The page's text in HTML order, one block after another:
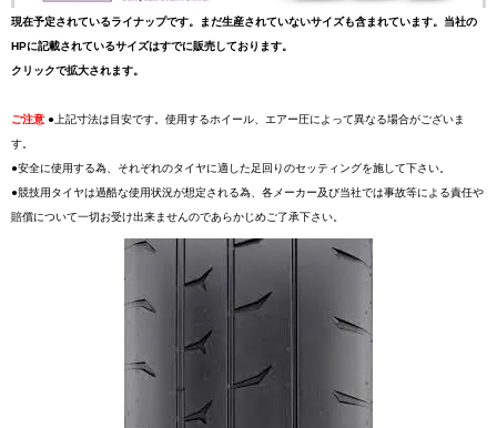
現在予定されているライナップです。まだ生産されていないサイズも含まれています。当社の
HPに記載されているサイズはすでに販売しております。
クリックで拡大されます。
ご注意 ●上記寸法は目安です。使用するホイール、エアー圧によって異なる場合がございま
す。
●安全に使用する為、それぞれのタイヤに適した足回りのセッティングを施して下さい。
●競技用タイヤは過酷な使用状況が想定される為、各メーカー及び当社では事故等による責任や
賠償について一切お受け出来ませんのであらかじめご了承下さい。